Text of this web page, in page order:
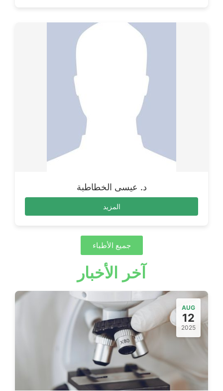
د. عيسى الخطاطبة
المزيد
جميع الأطباء
آخر الأخبار
AUG
12
2025